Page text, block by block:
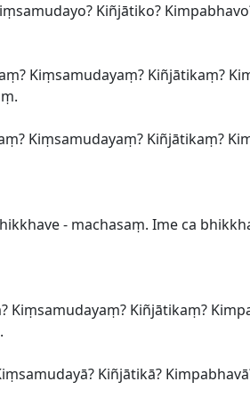
Kiñjātiko?
Kiṃsamudayaṃ? Kiñjātikaṃ?
Kiṃsamudayaṃ? Kiñjātikaṃ?
- machasaṃ. Ime ca
Kiñjātikaṃ?
Kiñjātikā?